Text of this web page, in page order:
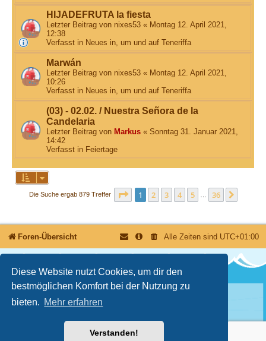
Diese Website nutzt Cookies, um dir den
bestmöglichen Komfort bei der Nutzung zu
bieten. Mehr erfahren
Verstanden!
HIJADEFRUTA la fiesta
Letzter Beitrag von nixes53 « Montag 12. April 2021,
12:38
Verfasst in Neues in, um und auf Teneriffa
Marwán
Letzter Beitrag von nixes53 « Montag 12. April 2021,
10:26
Verfasst in Neues in, um und auf Teneriffa
(03) - 02.02. / Nuestra Señora de la
Candelaria
Letzter Beitrag von Markus « Sonntag 31. Januar 2021,
14:42
Verfasst in Feiertage
Die Suche ergab 879 Treffer Seite 1von 36
1 2 3 4 5 36
Foren-Übersicht Alle Zeiten sind UTC+01:00
Nutzungsbedingungen
Deutsche Übersetzung durch